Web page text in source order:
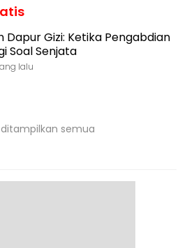
Dapur Gizi: Ketika Pengabdian
Soal Senjata
lalu
semua